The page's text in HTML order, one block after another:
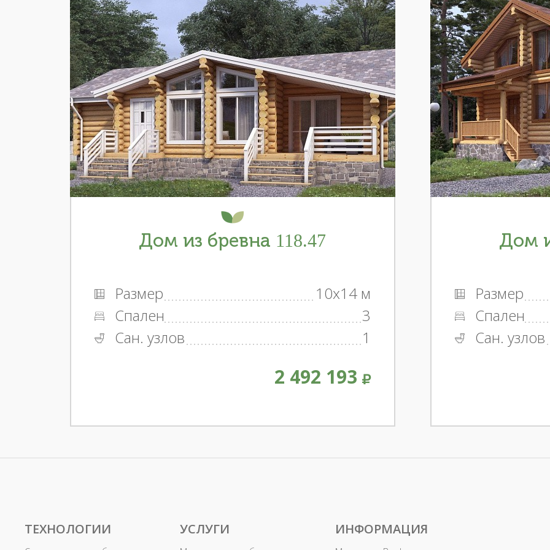
Дом из бревна 118.47
Размер
10x14 м
Спален
3
Сан. узлов
1
2 492 193
Дом
Размер
Спален
Сан. узлов
ТЕХНОЛОГИИ УСЛУГИ ИНФОРМАЦИЯ